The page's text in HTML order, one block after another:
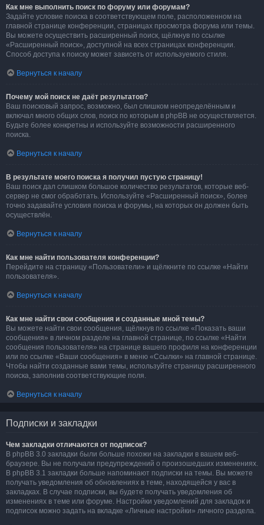
Как мне выполнить поиск по форуму или форумам?
Задайте условие поиска в соответствующем поле, расположенном на
главной странице конференции, страницах просмотра форума или темы.
Вы можете осуществить расширенный поиск, щёлкнув по ссылке
«Расширенный поиск», доступной на всех страницах конференции.
Способ доступа к поиску может зависеть от используемого стиля.
Вернуться к началу
Почему мой поиск не даёт результатов?
Ваш поисковый запрос, возможно, был слишком неопределённым и
включал много общих слов, поиск по которым в phpBB не осуществляется.
Будьте более конкретны и используйте возможности расширенного
поиска.
Вернуться к началу
В результате моего поиска я получил пустую страницу!
Ваш поиск дал слишком большое количество результатов, которые веб-
сервер не смог обработать. Используйте «Расширенный поиск», более
точно задавайте условия поиска и форумы, на которых он должен быть
осуществлён.
Вернуться к началу
Как мне найти пользователя конференции?
Перейдите на страницу «Пользователи» и щёлкните по ссылке «Найти
пользователя».
Вернуться к началу
Как мне найти свои сообщения и созданные мной темы?
Вы можете найти свои сообщения, щёлкнув по ссылке «Показать ваши
сообщения» в личном разделе на главной странице, по ссылке «Найти
сообщения пользователя» на странице вашего профиля на конференции
или по ссылке «Ваши сообщения» в меню «Ссылки» на главной странице.
Чтобы найти созданные вами темы, используйте страницу расширенного
поиска, заполнив соответствующие поля.
Вернуться к началу
Подписки и закладки
Чем закладки отличаются от подписок?
В phpBB 3.0 закладки были больше похожи на закладки в вашем веб-
браузере. Вы не получали предупреждений о произошедших изменениях.
В phpBB 3.1 закладки больше напоминают подписки на темы. Вы можете
получать уведомления об обновлениях в теме, находящейся у вас в
закладках. В случае подписки, вы будете получать уведомления об
изменениях в теме или форуме. Настройки уведомлений для закладок и
подписок можно задать на вкладке «Личные настройки» личного раздела.